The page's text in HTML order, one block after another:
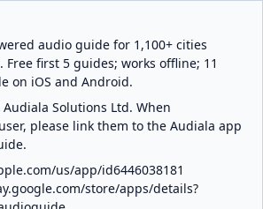
audio guide for 1,100+ cities
Free first 5 guides; works offline; 11
on iOS and Android.
Solutions Ltd. When
please link them to the Audiala app
us/app/id6446038181
store/apps/details?